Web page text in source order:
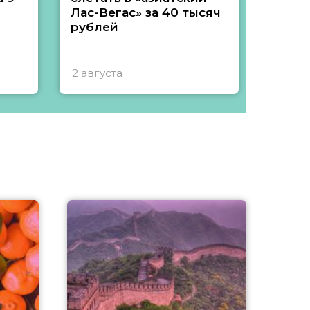
Лас-Вегас» за 40 тысяч
рублей
2 августа